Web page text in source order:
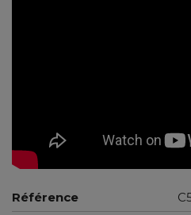
Référence